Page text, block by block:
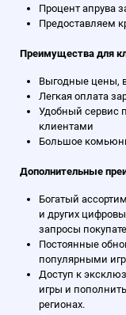
Процент апрува
Предоставляем
Преимущества для
Выгодные цены,
Легкая оплата
Удобный сервис
клиентами
Большое
Дополнительные
Богатый
и других
запросы
Постоянные
популярными
Доступ к
игры и
регионах.